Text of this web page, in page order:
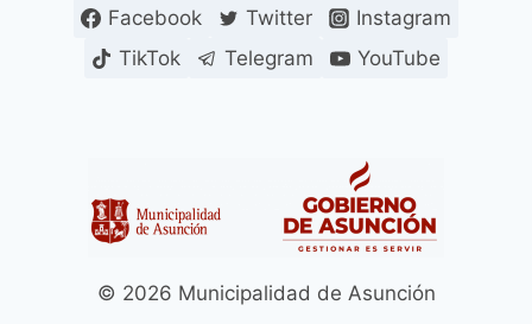
Facebook Twitter
Instagram
TikTok
Telegram YouTube
© 2026 Municipalidad de Asunción